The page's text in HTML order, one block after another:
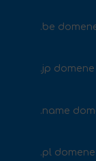
.be
.jp domene
.name
.pl domene